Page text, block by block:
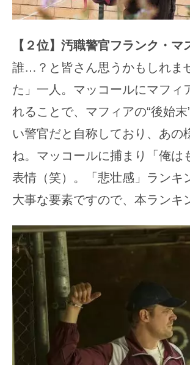
【２位】汚職警官フランク・
誰…？と皆さん思うかもしれま
た」一人。マッコールにマフィ
れることで、マフィアの“後始
い警官だと自称しており、あの
ね。マッコールに捕まり「俺は
表情（笑）。「悲壮感」ランキ
大事な要素ですので、本ランキ